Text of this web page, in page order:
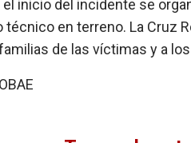
el inicio del incidente se
en terreno. La Cruz
de las víctimas y a